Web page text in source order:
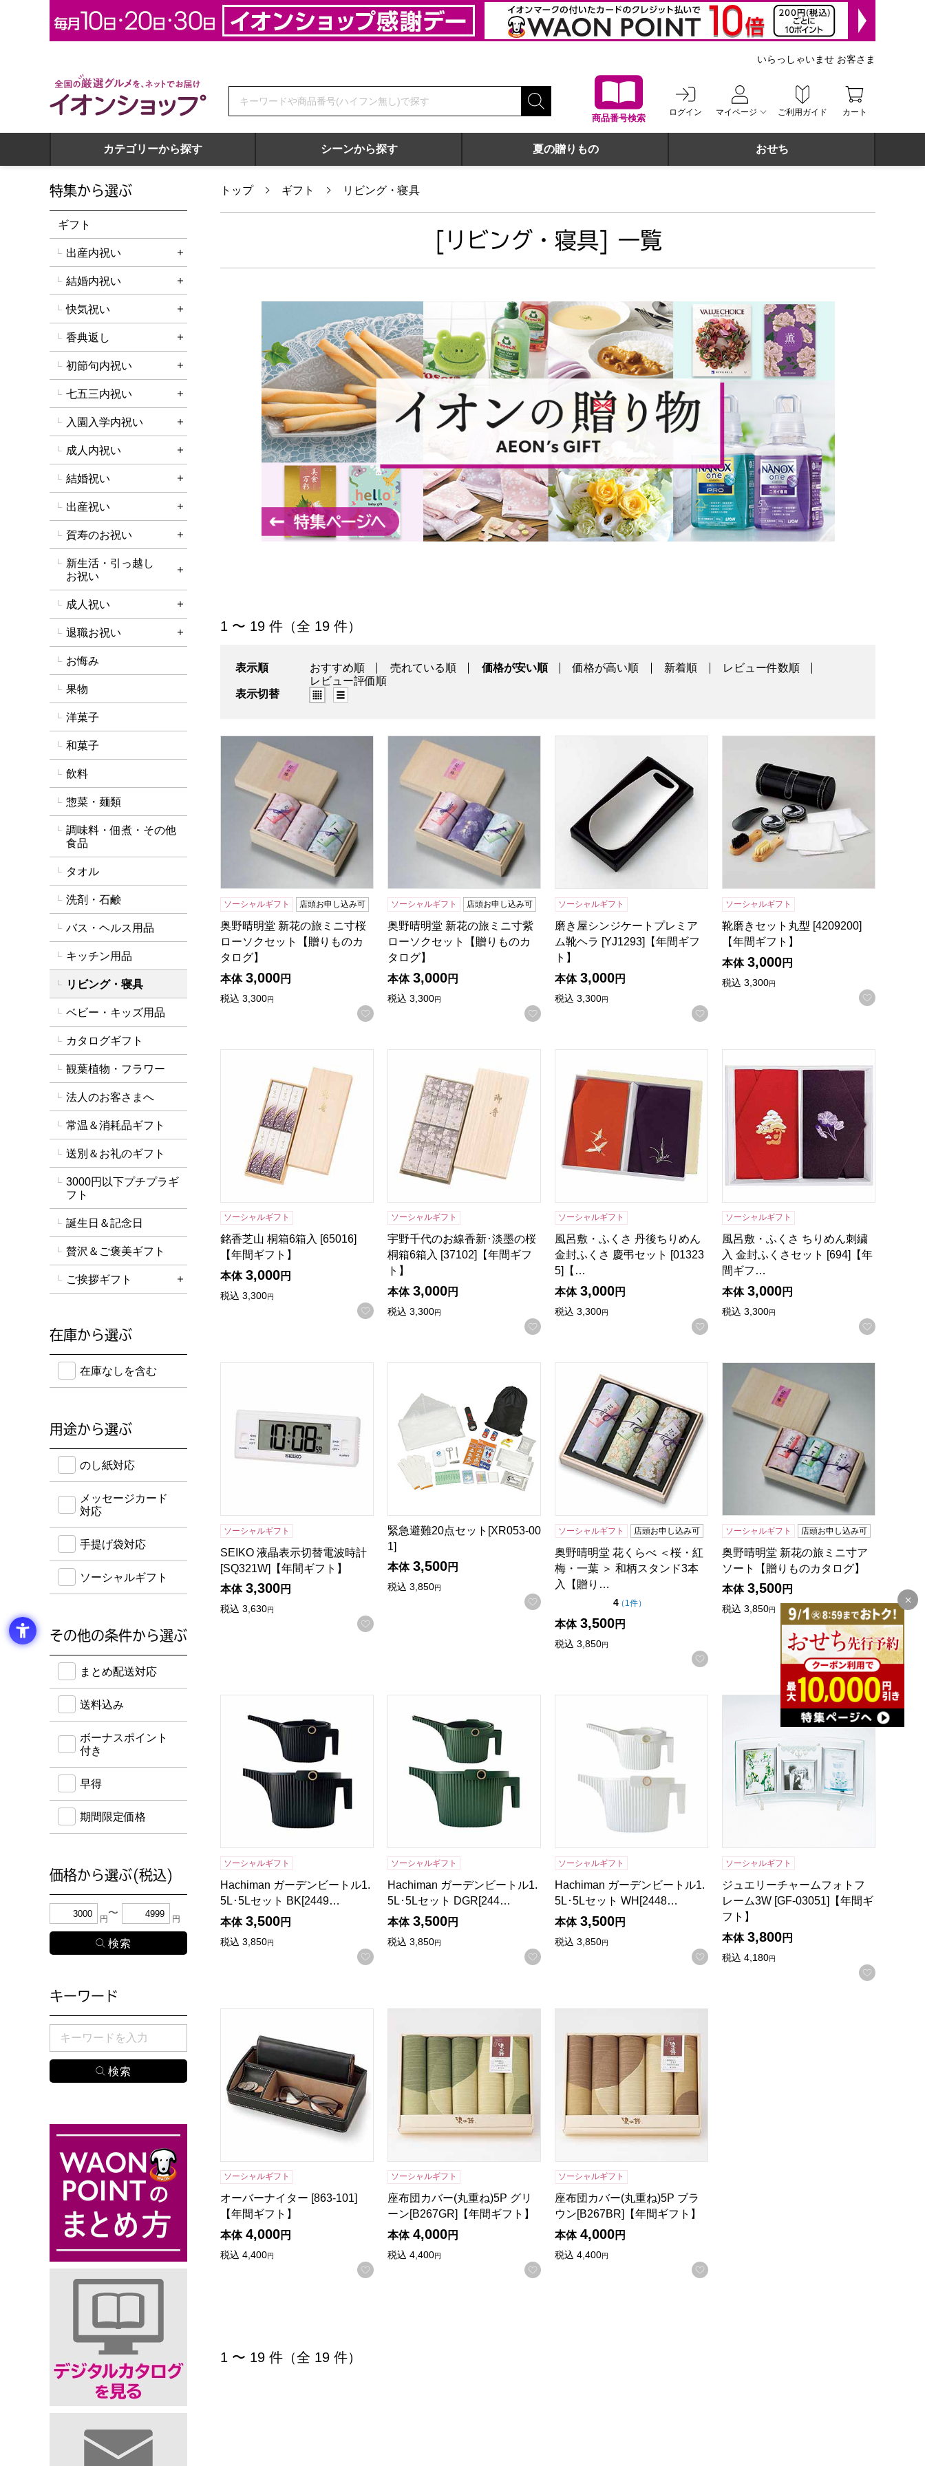
全国の厳選グルメを、ネットでお届け イオンショップ
商品番号検索
ログイン マイページ ご利用ガイド カート
いらっしゃいませ お客さま
カテゴリーから探す シーンから探す 夏の贈りもの おせち
トップ ギフト リビング・寝具
[リビング・寝具] 一覧
「リビング・寝具」の商品一覧
1 〜 19 件（全 19 件）
表示順 おすすめ順 売れている順 価格が安い順 価格が高い順 新着順
レビュー件数順
レビュー評価順
表示切替
グリッド表示（タイル表示）
奥野晴明堂 新花の旅ミニ寸桜ローソクセット【贈りものカタログ】
ソーシャルギフト 店頭お申し込み可
奥野晴明堂 新花の旅ミニ寸桜
ローソクセット【贈りものカ
タログ】
本体 3,000円
税込 3,300円
お気に入りに登録する
奥野晴明堂 新花の旅ミニ寸紫ローソクセット【贈りものカタログ】
ソーシャルギフト 店頭お申し込み可
奥野晴明堂 新花の旅ミニ寸紫
ローソクセット【贈りものカ
タログ】
本体 3,000円
税込 3,300円
お気に入りに登録する
ソーシャルギフト
磨き屋シンジケートプレミア
ム靴ヘラ [YJ1293]【年間ギフ
ト】
本体 3,000円
税込 3,300円
お気に入りに登録する
ソーシャルギフト
靴磨きセット丸型 [4209200]
【年間ギフト】
本体 3,000円
税込 3,300円
お気に入
ソーシャルギフト
銘香芝山 桐箱6箱入 [65016]
【年間ギフト】
本体 3,000円
税込 3,300円
お気に入りに登録する
ソーシャルギフト
宇野千代のお線香新･淡墨の桜
桐箱6箱入 [37102]【年間ギフ
ト】
本体 3,000円
税込 3,300円
お気に入りに登録する
ソーシャルギフト
風呂敷・ふくさ 丹後ちりめん
金封ふくさ 慶弔セット [01323
5]【…
本体 3,000円
税込 3,300円
お気に入りに登録する
ソーシャルギフト
風呂敷・ふくさ ちりめん刺繍
入 金封ふくさセット [694]【年
間ギフ…
本体 3,000円
税込 3,300円
お気に入
ソーシャルギフト
SEIKO 液晶表示切替電波時計
[SQ321W]【年間ギフト】
本体 3,300円
税込 3,630円
お気に入りに登録する
緊急避難20点セット[XR053-00
1]
本体 3,500円
税込 3,850円
お気に入りに登録する
奥野晴明堂 花くらべ ＜桜・紅梅・一葉 ＞ 和柄スタンド3本入【贈りもの
ソーシャルギフト 店頭お申し込み可
奥野晴明堂 花くらべ ＜桜・紅
梅・一葉 ＞ 和柄スタンド3本
入【贈り…
4点（5点満点中）
（ 1件の評価
）
本体 3,500円
税込 3,850円
お気に入りに登録する
奥野晴明堂 新花の旅ミニ寸アソート【
ソーシャルギフト 店頭お申し込み可
奥野晴明堂 新花の旅ミニ寸ア
ソート【贈りものカタログ】
本体 3,500円
税込 3,850円
お気に入
ソーシャルギフト
Hachiman ガーデンビートル1.
5L･5Lセット BK[2449…
本体 3,500円
税込 3,850円
お気に入りに登録する
ソーシャルギフト
Hachiman ガーデンビートル1.
5L･5Lセット DGR[244…
本体 3,500円
税込 3,850円
お気に入りに登録する
Hachiman ガーデンビートル1.5L･5Lセット WH[244882]【年間ギフト】
ソーシャルギフト
Hachiman ガーデンビートル1.
5L･5Lセット WH[2448…
本体 3,500円
税込 3,850円
お気に入りに登録する
ジュエリーチャームフォトフレーム3W
ソーシャルギフト
ジュエリーチャームフォトフ
レーム3W [GF-03051]【年間ギ
フト】
本体 3,800円
税込 4,180円
お気に入
ソーシャルギフト
オーバーナイター [863-101]
【年間ギフト】
本体 4,000円
税込 4,400円
お気に入りに登録する
ソーシャルギフト
座布団カバー(丸重ね)5P グリ
ーン[B267GR]【年間ギフト】
本体 4,000円
税込 4,400円
お気に入りに登録する
ソーシャルギフト
座布団カバー(丸重ね)5P ブラ
ウン[B267BR]【年間ギフト】
本体 4,000円
税込 4,400円
お気に入りに登録する
1 〜 19 件（全 19 件）
特集から選ぶ
ギフト
出産内祝い
詳細を開く
結婚内祝い
詳細を開く
快気祝い
詳細を開く
香典返し
詳細を開く
初節句内祝い
詳細を開く
七五三内祝い
詳細を開く
入園入学内祝い
詳細を開く
成人内祝い
詳細を開く
結婚祝い
詳細を開く
出産祝い
詳細を開く
賀寿のお祝い
詳細を開く
新生活・引っ越し
お祝い
詳細を開く
成人祝い
詳細を開く
退職お祝い
詳細を開く
お悔み
果物
洋菓子
和菓子
飲料
惣菜・麺類
調味料・佃煮・その他
食品
タオル
洗剤・石鹸
バス・ヘルス用品
キッチン用品
リビング・寝具
ベビー・キッズ用品
カタログギフト
観葉植物・フラワー
法人のお客さまへ
常温＆消耗品ギフト
送別＆お礼のギフト
3000円以下プチプラギ
フト
誕生日＆記念日
贅沢＆ご褒美ギフト
ご挨拶ギフト 詳細を開く
在庫から選ぶ
在庫のない商品を含めて検索することができます。
在庫なしを含む
用途から選ぶ
のし紙・メッセージカード・手提げ袋に対応している商品から絞りこむことができます。
のし紙対応
メッセージカード
対応
手提げ袋対応
ソーシャルギフト
その他の条件から選ぶ
送料込み・ボーナスポイント付き・早得・期間限定商品から絞り込むことができます。
まとめ配送対応
送料込み
ボーナスポイント
付き
早得
期間限定価格
価格から選ぶ(税込)
下限金額・上限金額のどちらか１つまたは両方に、検索したい金額を入力してください。
円 円
キーワード
検索したい商品のキーワードを入力してください。